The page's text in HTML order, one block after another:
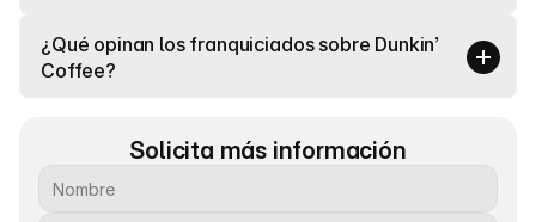
¿Qué opinan los franquiciados sobre Dunkin’
Coffee?
Solicita más información